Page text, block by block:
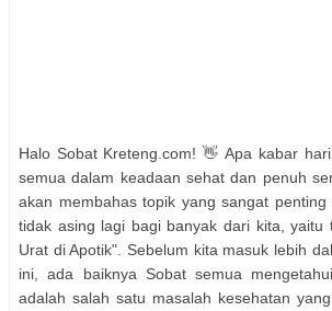
Halo Sobat Kreteng.com! 👋 Apa kabar
semua dalam keadaan sehat dan penuh
akan membahas topik yang sangat
tidak asing lagi bagi banyak dari kita, yaitu
Urat di Apotik". Sebelum kita masuk lebih
ini, ada baiknya Sobat semua
adalah salah satu masalah kesehatan